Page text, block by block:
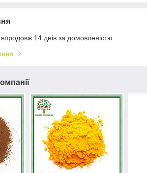
14 днів за домовленістю